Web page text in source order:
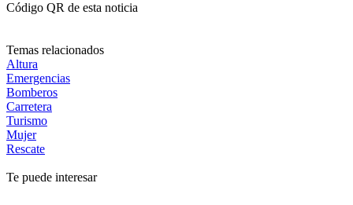
Código QR de esta noticia
Temas relacionados
Altura
Emergencias
Bomberos
Carretera
Turismo
Mujer
Rescate
Te puede interesar